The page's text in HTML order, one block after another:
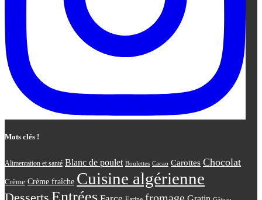
Mots clés !
Alimentation et santé Blanc de poulet Boulettes Cacao Carottes Chocolat
Crème Crème fraîche Cuisine algérienne